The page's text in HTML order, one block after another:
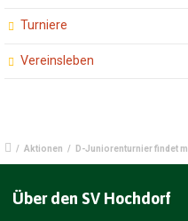
Turniere
Vereinsleben
/ Aktionen / D-Juniorenturnier findet
Über den SV Hochdorf